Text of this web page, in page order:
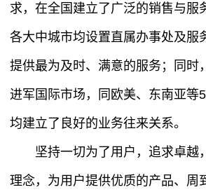
求，在全国建立了广泛的销售与服
各大中城市均设置直属办事处及服
提供最为及时、满意的服务；同时
进军国际市场，同欧美、东南亚等
均建立了良好的业务往来关系。
坚持一切为了用户，追求卓越
理念，为用户提供优质的产品、周